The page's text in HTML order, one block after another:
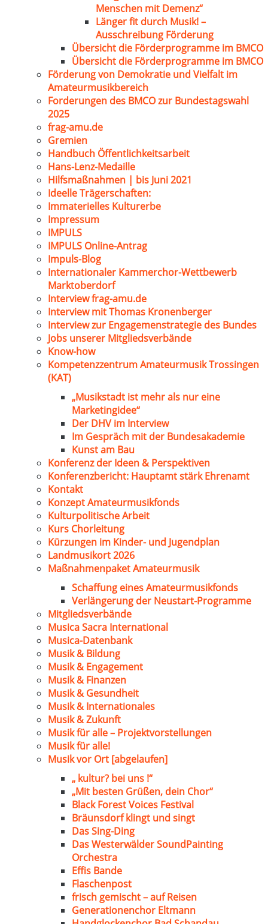
Menschen mit Demenz“
Länger fit durch Musik! –
Ausschreibung Förderung
Übersicht die Förderprogramme im BMCO
Übersicht die Förderprogramme im BMCO
Förderung von Demokratie und Vielfalt im
Amateurmusikbereich
Forderungen des BMCO zur Bundestagswahl
2025
frag-amu.de
Gremien
Handbuch Öffentlichkeitsarbeit
Hans-Lenz-Medaille
Hilfsmaßnahmen | bis Juni 2021
Ideelle Trägerschaften:
Immaterielles Kulturerbe
Impressum
IMPULS
IMPULS Online-Antrag
Impuls-Blog
Internationaler Kammerchor-Wettbewerb
Marktoberdorf
Interview frag-amu.de
Interview mit Thomas Kronenberger
Interview zur Engagemenstrategie des Bundes
Jobs unserer Mitgliedsverbände
Know-how
Kompetenzzentrum Amateurmusik Trossingen
(KAT)
„Musikstadt ist mehr als nur eine
Marketingidee“
Der DHV im Interview
Im Gespräch mit der Bundesakademie
Kunst am Bau
Konferenz der Ideen & Perspektiven
Konferenzbericht: Hauptamt stärk Ehrenamt
Kontakt
Konzept Amateurmusikfonds
Kulturpolitische Arbeit
Kurs Chorleitung
Kürzungen im Kinder- und Jugendplan
Landmusikort 2026
Maßnahmenpaket Amateurmusik
Schaffung eines Amateurmusikfonds
Verlängerung der Neustart-Programme
Mitgliedsverbände
Musica Sacra International
Musica-Datenbank
Musik & Bildung
Musik & Engagement
Musik & Finanzen
Musik & Gesundheit
Musik & Internationales
Musik & Zukunft
Musik für alle – Projektvorstellungen
Musik für alle!
Musik vor Ort [abgelaufen]
„ kultur? bei uns !“
„Mit besten Grüßen, dein Chor“
Black Forest Voices Festival
Bräunsdorf klingt und singt
Das Sing-Ding
Das Westerwälder SoundPainting
Orchestra
Effis Bande
Flaschenpost
frisch gemischt – auf Reisen
Generationenchor Eltmann